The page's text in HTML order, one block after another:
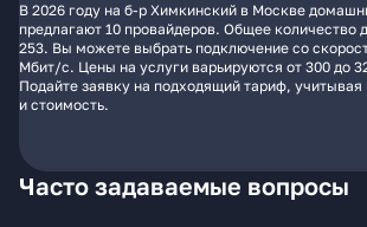
В 2026 году на б-р Химкинский в Москве
предлагают 10 провайдеров. Общее количество
253. Вы можете выбрать подключение со
Мбит/с. Цены на услуги варьируются от 300 до
Подайте заявку на подходящий тариф,
и стоимость.
Часто задаваемые вопросы